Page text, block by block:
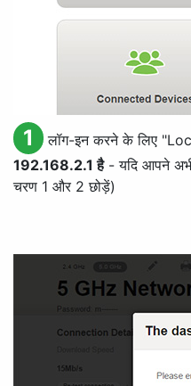
1 लॉग-इन करने के लिए "
192.168.2.1 है- यदि आपने
चरण 1 और 2 छोड़ें)